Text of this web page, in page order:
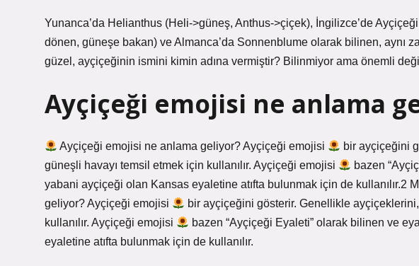
Yunanca’da Helianthus (Heli->güneş, Anthus->çiçek), İngilizce’de
dönen, güneşe bakan) ve Almanca’da Sonnenblume olarak bilinen, aynı
güzel, ayçiçeğinin ismini kimin adına vermiştir? Bilinmiyor ama önemli
Ayçiçeği emojisi ne anlama
Ayçiçeği emojisi ne anlama geliyor? Ayçiçeği emojisi
bir ayçiçeğini
güneşli havayı temsil etmek için kullanılır. Ayçiçeği emojisi
bazen
yabani ayçiçeği olan Kansas eyaletine atıfta bulunmak için de kullanılır.2
geliyor? Ayçiçeği emojisi
bir ayçiçeğini gösterir. Genellikle
kullanılır. Ayçiçeği emojisi
bazen “Ayçiçeği Eyaleti” olarak bilinen ve
eyaletine atıfta bulunmak için de kullanılır.